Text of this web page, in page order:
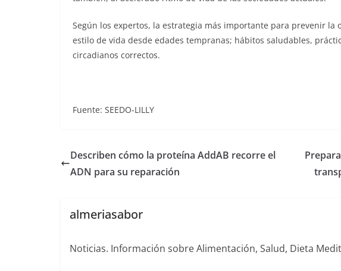
Según los expertos, la estrategia más importante para prevenir la
estilo de vida desde edades tempranas; hábitos saludables,
circadianos correctos.
Fuente: SEEDO-LILLY
Describen cómo la proteína AddAB recorre el
ADN para su reparación
almeriasabor
Noticias. Información sobre Alimentación, Salud, Dieta